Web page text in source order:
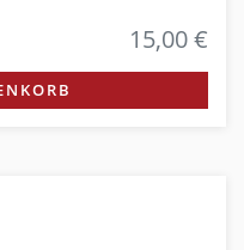
15,00 €